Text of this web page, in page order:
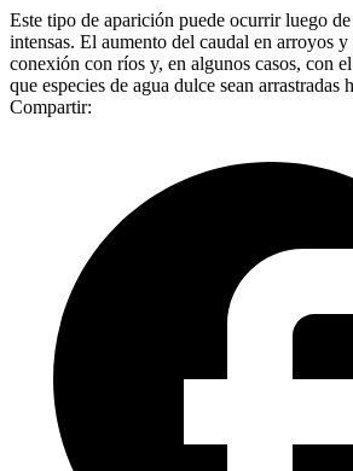
Este tipo de aparición puede ocurrir luego
intensas. El aumento del caudal en arroyos
conexión con ríos y, en algunos casos, con
que especies de agua dulce sean arrastradas
Compartir: